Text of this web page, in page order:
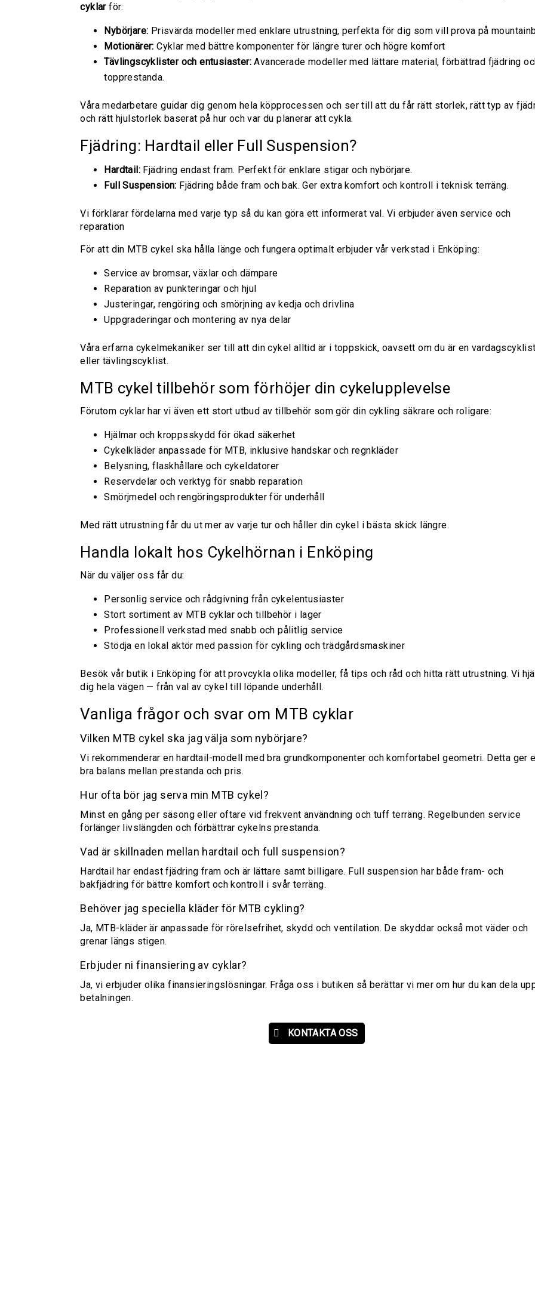
cyklar för:
Nybörjare: Prisvärda modeller med enklare utrustning, perfekta för dig som vill prova på
Motionärer: Cyklar med bättre komponenter för längre turer och högre komfort
Tävlingscyklister och entusiaster: Avancerade modeller med lättare material, förbättrad fjädring
topprestanda.
Våra medarbetare guidar dig genom hela köpprocessen och ser till att du får rätt storlek, rätt typ av
och rätt hjulstorlek baserat på hur och var du planerar att cykla.
Fjädring: Hardtail eller Full Suspension?
Hardtail: Fjädring endast fram. Perfekt för enklare stigar och nybörjare.
Full Suspension: Fjädring både fram och bak. Ger extra komfort och kontroll i teknisk terräng.
Vi förklarar fördelarna med varje typ så du kan göra ett informerat val. Vi erbjuder även service och
reparation
För att din MTB cykel ska hålla länge och fungera optimalt erbjuder vår verkstad i Enköping:
Service av bromsar, växlar och dämpare
Reparation av punkteringar och hjul
Justeringar, rengöring och smörjning av kedja och drivlina
Uppgraderingar och montering av nya delar
Våra erfarna cykelmekaniker ser till att din cykel alltid är i toppskick, oavsett om du är en vardagscyklist
eller tävlingscyklist.
MTB cykel tillbehör som förhöjer din cykelupplevelse
Förutom cyklar har vi även ett stort utbud av tillbehör som gör din cykling säkrare och roligare:
Hjälmar och kroppsskydd för ökad säkerhet
Cykelkläder anpassade för MTB, inklusive handskar och regnkläder
Belysning, flaskhållare och cykeldatorer
Reservdelar och verktyg för snabb reparation
Smörjmedel och rengöringsprodukter för underhåll
Med rätt utrustning får du ut mer av varje tur och håller din cykel i bästa skick längre.
Handla lokalt hos Cykelhörnan i Enköping
När du väljer oss får du:
Personlig service och rådgivning från cykelentusiaster
Stort sortiment av MTB cyklar och tillbehör i lager
Professionell verkstad med snabb och pålitlig service
Stödja en lokal aktör med passion för cykling och trädgårdsmaskiner
Besök vår butik i Enköping för att provcykla olika modeller, få tips och råd och hitta rätt utrustning. Vi
dig hela vägen — från val av cykel till löpande underhåll.
Vanliga frågor och svar om MTB cyklar
Vilken MTB cykel ska jag välja som nybörjare?
Vi rekommenderar en hardtail-modell med bra grundkomponenter och komfortabel geometri. Detta ger
bra balans mellan prestanda och pris.
Hur ofta bör jag serva min MTB cykel?
Minst en gång per säsong eller oftare vid frekvent användning och tuff terräng. Regelbunden service
förlänger livslängden och förbättrar cykelns prestanda.
Vad är skillnaden mellan hardtail och full suspension?
Hardtail har endast fjädring fram och är lättare samt billigare. Full suspension har både fram- och
bakfjädring för bättre komfort och kontroll i svår terräng.
Behöver jag speciella kläder för MTB cykling?
Ja, MTB-kläder är anpassade för rörelsefrihet, skydd och ventilation. De skyddar också mot väder och
grenar längs stigen.
Erbjuder ni finansiering av cyklar?
Ja, vi erbjuder olika finansieringslösningar. Fråga oss i butiken så berättar vi mer om hur du kan dela
betalningen.
KONTAKTA OSS